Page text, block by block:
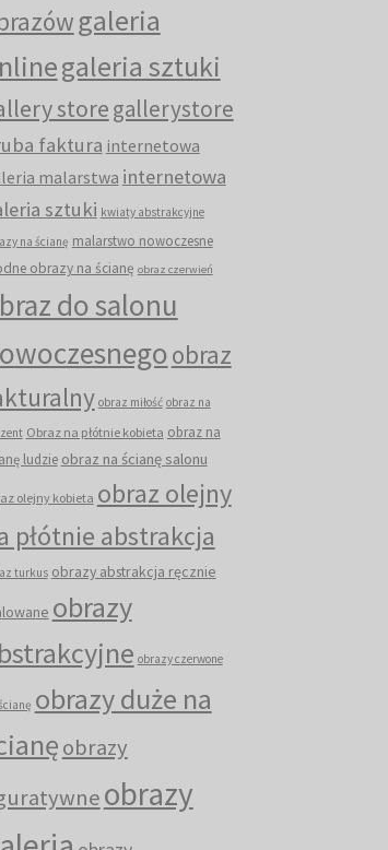
galeria
galeria sztuki
storegallerystore
faktura internetowa
malarstwa internetowa
sztuki kwiaty abstrakcyjne
na ścianę malarstwo nowoczesne
obrazy na ścianę obraz czerwień
do salonu
obraz
obraz miłość obraz na
Obraz na płótnie kobieta obraz na
ludzie obraz na ścianę salonu
olejny kobieta obraz olejny
płótnie abstrakcja
turkus obrazy abstrakcja ręcznie
obrazy
obrazy czerwone
obrazy duże na
obrazy
obrazy